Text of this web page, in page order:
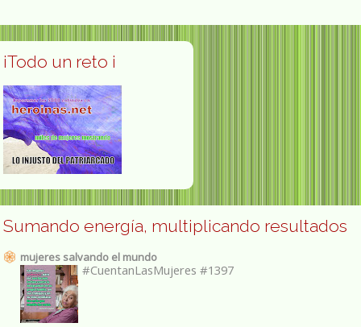
¡Todo un reto ¡
Sumando energía, multiplicando resultados
mujeres salvando el mundo
#CuentanLasMujeres #1397